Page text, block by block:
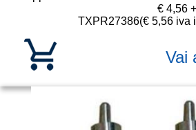
TXPR27386
€ 4,56
(€ 5,56 iva
Vai